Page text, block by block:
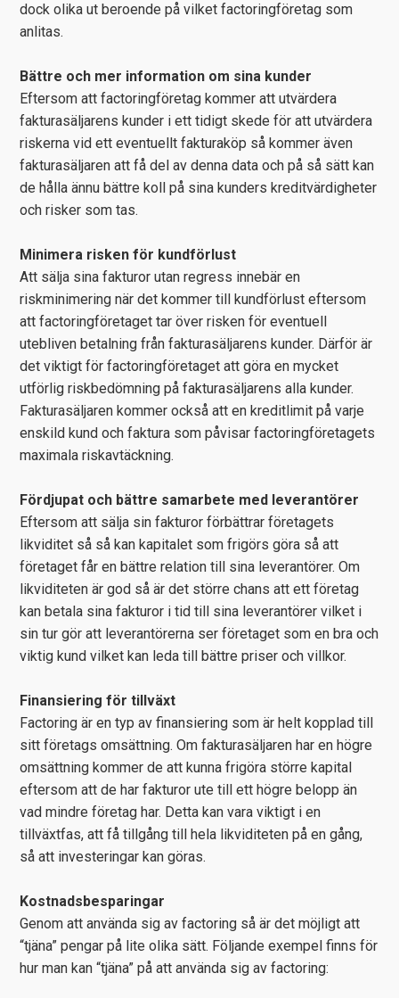
dock olika ut beroende på vilket factoringföretag som
anlitas.
Bättre och mer information om sina kunder
Eftersom att factoringföretag kommer att utvärdera
fakturasäljarens kunder i ett tidigt skede för att utvärdera
riskerna vid ett eventuellt fakturaköp så kommer även
fakturasäljaren att få del av denna data och på så sätt kan
de hålla ännu bättre koll på sina kunders kreditvärdigheter
och risker som tas.
Minimera risken för kundförlust
Att sälja sina fakturor utan regress innebär en
riskminimering när det kommer till kundförlust eftersom
att factoringföretaget tar över risken för eventuell
utebliven betalning från fakturasäljarens kunder. Därför är
det viktigt för factoringföretaget att göra en mycket
utförlig riskbedömning på fakturasäljarens alla kunder.
Fakturasäljaren kommer också att en kreditlimit på varje
enskild kund och faktura som påvisar factoringföretagets
maximala riskavtäckning.
Fördjupat och bättre samarbete med leverantörer
Eftersom att sälja sin fakturor förbättrar företagets
likviditet så så kan kapitalet som frigörs göra så att
företaget får en bättre relation till sina leverantörer. Om
likviditeten är god så är det större chans att ett företag
kan betala sina fakturor i tid till sina leverantörer vilket i
sin tur gör att leverantörerna ser företaget som en bra och
viktig kund vilket kan leda till bättre priser och villkor.
Finansiering för tillväxt
Factoring är en typ av finansiering som är helt kopplad till
sitt företags omsättning. Om fakturasäljaren har en högre
omsättning kommer de att kunna frigöra större kapital
eftersom att de har fakturor ute till ett högre belopp än
vad mindre företag har. Detta kan vara viktigt i en
tillväxtfas, att få tillgång till hela likviditeten på en gång,
så att investeringar kan göras.
Kostnadsbesparingar
Genom att använda sig av factoring så är det möjligt att
“tjäna” pengar på lite olika sätt. Följande exempel finns för
hur man kan “tjäna” på att använda sig av factoring: